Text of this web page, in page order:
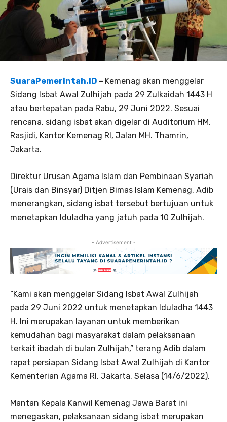
SuaraPemerintah.ID – Kemenag akan menggelar
Sidang Isbat Awal Zulhijah pada 29 Zulkaidah 1443 H
atau bertepatan pada Rabu, 29 Juni 2022. Sesuai
rencana, sidang isbat akan digelar di Auditorium HM.
Rasjidi, Kantor Kemenag RI, Jalan MH. Thamrin,
Jakarta.
Direktur Urusan Agama Islam dan Pembinaan Syariah
(Urais dan Binsyar) Ditjen Bimas Islam Kemenag, Adib
menerangkan, sidang isbat tersebut bertujuan untuk
menetapkan Iduladha yang jatuh pada 10 Zulhijah.
- Advertisement -
“Kami akan menggelar Sidang Isbat Awal Zulhijah
pada 29 Juni 2022 untuk menetapkan Iduladha 1443
H. Ini merupakan layanan untuk memberikan
kemudahan bagi masyarakat dalam pelaksanaan
terkait ibadah di bulan Zulhijah,” terang Adib dalam
rapat persiapan Sidang Isbat Awal Zulhijah di Kantor
Kementerian Agama RI, Jakarta, Selasa (14/6/2022).
Mantan Kepala Kanwil Kemenag Jawa Barat ini
menegaskan, pelaksanaan sidang isbat merupakan